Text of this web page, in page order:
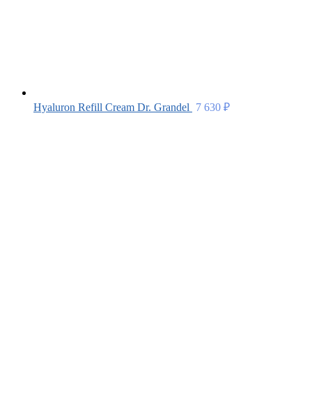
Hyaluron Refill Cream Dr. Grandel 7 630 ₽